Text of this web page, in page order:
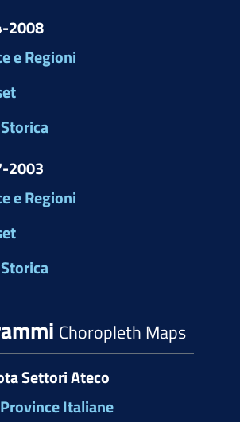
2008
e Regioni
2003
e Regioni
Choropleth Maps
Settori Ateco
Italiane